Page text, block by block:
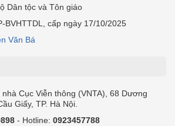
Dân tộc và Tôn giáo
BVHTTDL, cấp ngày 17/10/2025
Văn Bá
Cục Viễn thông (VNTA), 68 Dương
Giấy, TP. Hà Nội.
- Hotline: 0923457788